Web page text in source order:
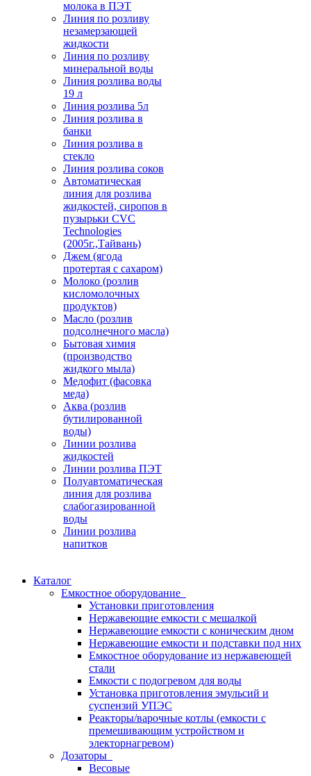
молока в ПЭТ
Линия по розливу
незамерзающей
жидкости
Линия по розливу
минеральной воды
Линия розлива воды
19 л
Линия розлива 5л
Линия розлива в
банки
Линия розлива в
стекло
Линия розлива соков
Автоматическая
линия для розлива
жидкостей, сиропов в
пузырьки CVC
Technologies
(2005г.,Тайвань)
Джем (ягода
протертая с сахаром)
Молоко (розлив
кисломолочных
продуктов)
Масло (розлив
подсолнечного масла)
Бытовая химия
(производство
жидкого мыла)
Медофит (фасовка
меда)
Аква (розлив
бутилированной
воды)
Линии розлива
жидкостей
Линии розлива ПЭТ
Полуавтоматическая
линия для розлива
слабогазированной
воды
Линии розлива
напитков
Каталог
Емкостное оборудование
Установки приготовления
Нержавеющие емкости с мешалкой
Нержавеющие емкости с коническим дном
Нержавеющие емкости и подставки под них
Емкостное оборудование из нержавеющей
стали
Емкости с подогревом для воды
Установка приготовления эмульсий и
суспензий УПЭС
Реакторы/варочные котлы (емкости с
премешивающим устройством и
электорнагревом)
Дозаторы
Весовые